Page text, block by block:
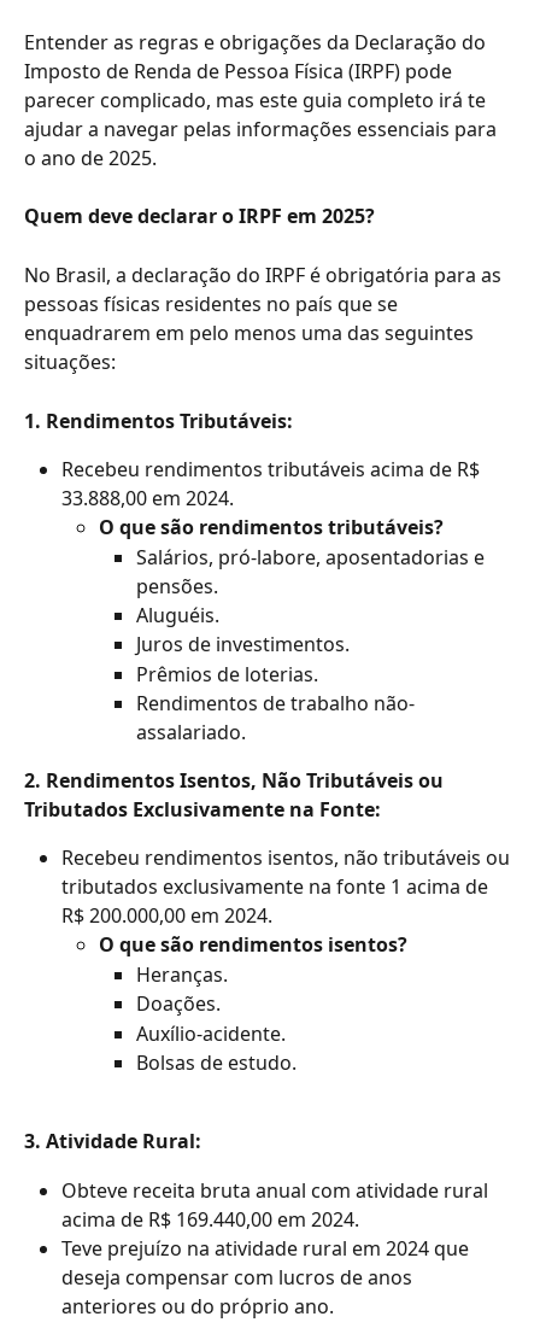
Entender as regras e obrigações da Declaração do
Imposto de Renda de Pessoa Física (IRPF) pode
parecer complicado, mas este guia completo irá te
ajudar a navegar pelas informações essenciais para
o ano de 2025.
Quem deve declarar o IRPF em 2025?
No Brasil, a declaração do IRPF é obrigatória para as
pessoas físicas residentes no país que se
enquadrarem em pelo menos uma das seguintes
situações:
1. Rendimentos Tributáveis:
Recebeu rendimentos tributáveis acima de R$
33.888,00 em 2024.
O que são rendimentos tributáveis?
Salários, pró-labore, aposentadorias e
pensões.
Aluguéis.
Juros de investimentos.
Prêmios de loterias.
Rendimentos de trabalho não-
assalariado.
2. Rendimentos Isentos, Não Tributáveis ou
Tributados Exclusivamente na Fonte:
Recebeu rendimentos isentos, não tributáveis ou
tributados exclusivamente na fonte 1 acima de
R$ 200.000,00 em 2024.
O que são rendimentos isentos?
Heranças.
Doações.
Auxílio-acidente.
Bolsas de estudo.
3. Atividade Rural:
Obteve receita bruta anual com atividade rural
acima de R$ 169.440,00 em 2024.
Teve prejuízo na atividade rural em 2024 que
deseja compensar com lucros de anos
anteriores ou do próprio ano.